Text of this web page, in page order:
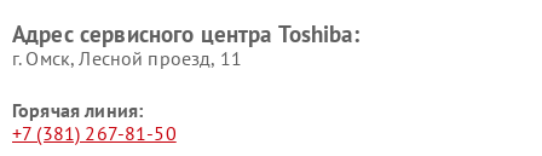
Адрес сервисного центра Toshiba:
г. Омск, ​Лесной проезд, 11
Горячая линия:
+7 (381) 267-81-50